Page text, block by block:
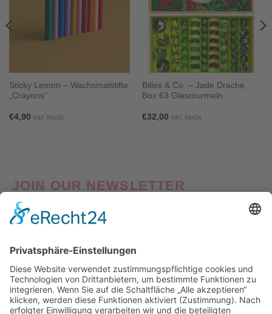
Sticky Lemon – Wachsmalstifte
„Crayons“
€4,90 inkl. MwSt.
Billes & Co. – Jade Drache,
Box 63 Glasmurmeln
€32,00 inkl. MwSt.
JOIN OUR NEWSLETTER
Good things come to those who Sign Up! Verpasse also
keine Neuheiten oder Aktionen! Abonniere jetzt unseren
Nach Klick auf den Button "Registrieren" gelangen Sie auf die Website von Mailchimp.
Dabei wird u.a. die eingetragene Email-Adresse an Mailchimp übertragen. Nährere
Informationen dazu finden Sie auch in unsererDatenschutzerklärung.